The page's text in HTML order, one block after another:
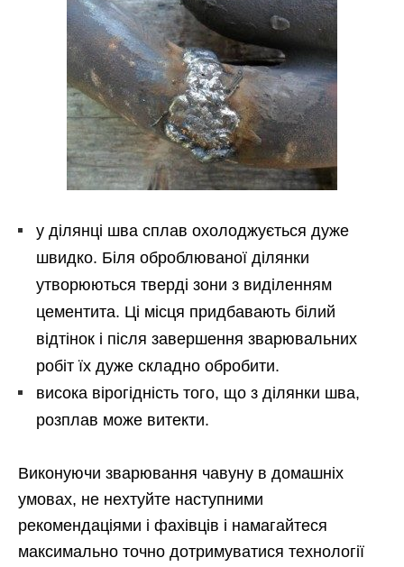
у ділянці шва сплав охолоджується дуже
швидко. Біля оброблюваної ділянки
утворюються тверді зони з виділенням
цементита. Ці місця придбавають білий
відтінок і після завершення зварювальних
робіт їх дуже складно обробити.
висока вірогідність того, що з ділянки шва,
розплав може витекти.
Виконуючи зварювання чавуну в домашніх
умовах, не нехтуйте наступними
рекомендаціями і фахівців і намагайтеся
максимально точно дотримуватися технології